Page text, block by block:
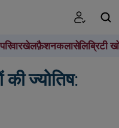
खेलफ़ैशनकलासेलिब्रिटी
खोजें
ज्योतिष: